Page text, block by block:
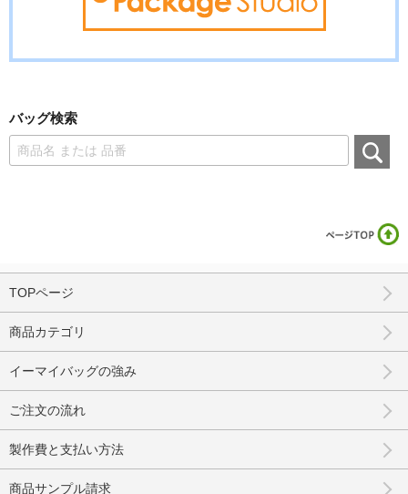
バッグ検索
TOPページ
商品カテゴリ
イーマイバッグの強み
ご注文の流れ
製作費と支払い方法
商品サンプル請求